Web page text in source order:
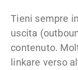
Tieni sempre
uscita
contenuto.
linkare verso